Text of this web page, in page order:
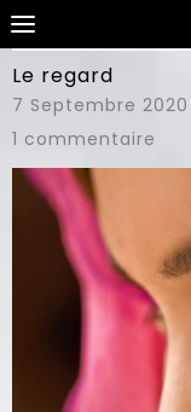
Le regard
7 Septembre 2020
1 commentaire